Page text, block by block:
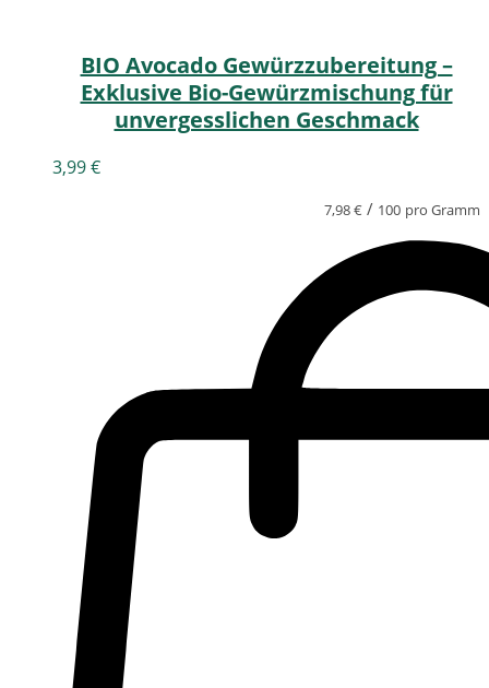
BIO Avocado Gewürzzubereitung –
Exklusive Bio-Gewürzmischung für
unvergesslichen Geschmack
3,99€
7,98€ / 100 pro Gramm